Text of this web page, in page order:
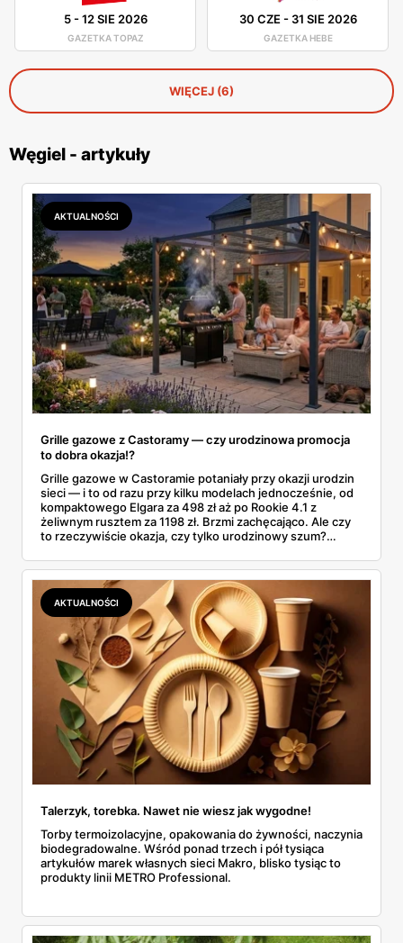
5-12 SIE 2026
GAZETKA TOPAZ
30 CZE- 31 SIE 2026
GAZETKA HEBE
WIĘCEJ (6)
Węgiel - artykuły
AKTUALNOŚCI
Grille gazowe z Castoramy — czy urodzinowa promocja
to dobra okazja!?
Grille gazowe w Castoramie potaniały przy okazji urodzin
sieci — i to od razu przy kilku modelach jednocześnie, od
kompaktowego Elgara za 498 zł aż po Rookie 4.1 z
żeliwnym rusztem za 1198 zł. Brzmi zachęcająco. Ale czy
to rzeczywiście okazja, czy tylko urodzinowy szum?
więc czas na spokojną decyzję jest, ale nie za dużo.
Sprawdzamy, co konkretnie kryje się za cenami z aktualnej
gazetki i czy warto się spieszyć.
AKTUALNOŚCI
Talerzyk, torebka. Nawet nie wiesz jak wygodne!
Torby termoizolacyjne, opakowania do żywności, naczynia
biodegradowalne. Wśród ponad trzech i pół tysiąca
artykułów marek własnych sieci Makro, blisko tysiąc to
produkty linii METRO Professional.